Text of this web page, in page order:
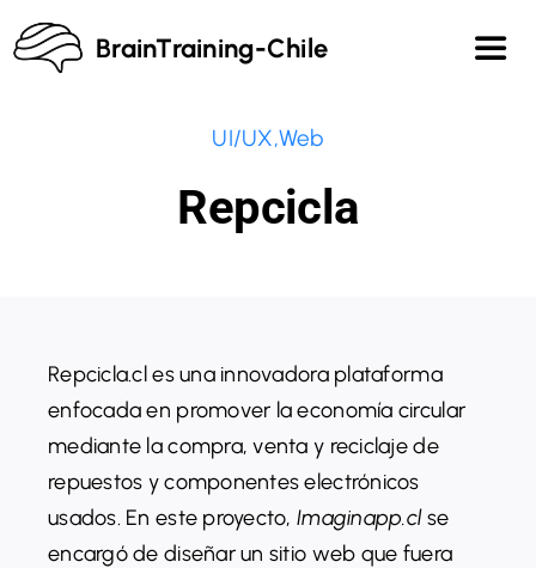
Saltar
al
BrainTraining-Chile
Contacto
UI/UX,Web
Repcicla
Repcicla.cl es una innovadora plataforma
enfocada en promover la economía circular
mediante la compra, venta y reciclaje de
repuestos y componentes electrónicos
usados. En este proyecto,Imaginapp.clse
encargó de diseñar un sitio web que fuera